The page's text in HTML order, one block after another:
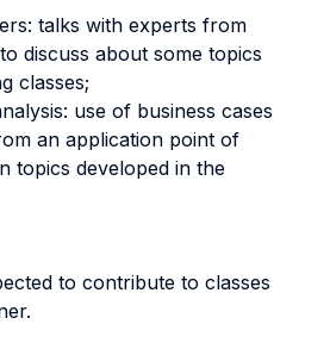
talks with experts from
discuss about some topics
classes;
use of business cases
an application point of
topics developed in the
to contribute to classes